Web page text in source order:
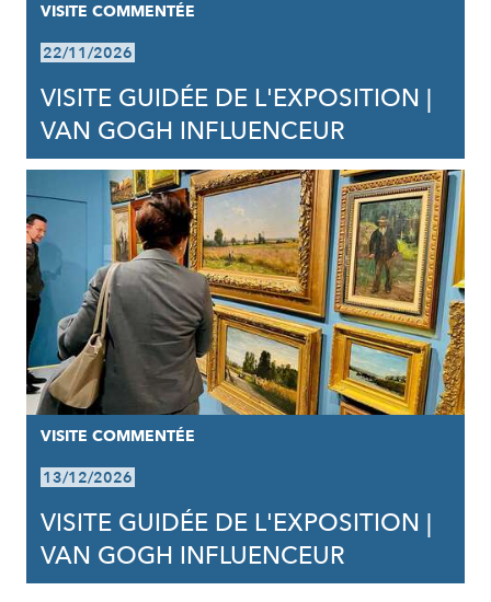
VISITE COMMENTÉE
22/11/2026
VISITE GUIDÉE DE L'EXPOSITION |
VAN GOGH INFLUENCEUR
VISITE COMMENTÉE
13/12/2026
VISITE GUIDÉE DE L'EXPOSITION |
VAN GOGH INFLUENCEUR